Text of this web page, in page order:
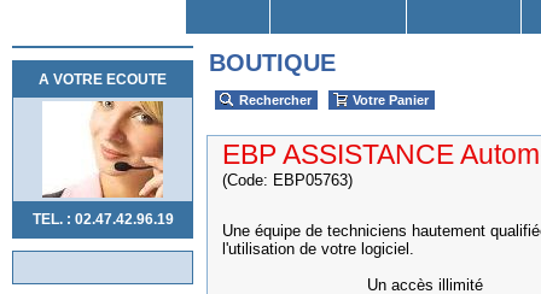
A VOTRE ECOUTE
TEL. : 02.47.42.96.19
BOUTIQUE
Rechercher Votre Panier
EBP ASSISTANCE
(Code: EBP05763)
Une équipe de techniciens hautement
l'utilisation de votre logiciel.
Un accès illimité